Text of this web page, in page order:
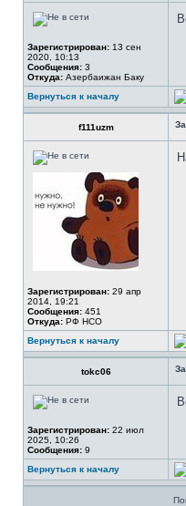
Зарегистрирован: 13 сен
2020, 10:13
Сообщения: 3
Откуда: Азербаижан Баку
Вернуться к началу
f111uzm
Зарегистрирован: 29 апр
2014, 19:21
Сообщения: 451
Откуда: РФ НСО
Вернуться к началу
tokc06
Зарегистрирован: 22 июл
2025, 10:26
Сообщения: 9
Вернуться к началу